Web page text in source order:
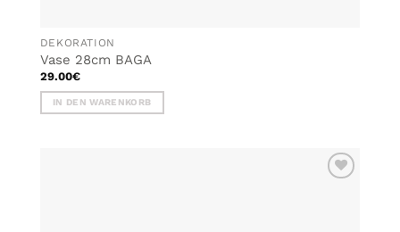
DEKORATION
Vase 28cm BAGA
29.00€
IN DEN WARENKORB